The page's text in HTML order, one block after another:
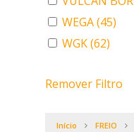
WEGA(45)
WGK(62)
Remover Filtro
Início FREIO